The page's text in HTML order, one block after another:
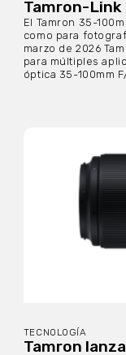
Tamron-Link
El Tamron 35-
como para
marzo de 2026
para múltiples
óptica 35-100mm F/
TECNOLOGÍA
Tamron